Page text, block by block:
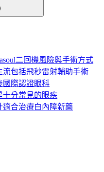
二回機風險與手術方式
包括飛秒雷射輔助手術
國際認證眼科
十分常見的眼疾
合治療白內障新藥